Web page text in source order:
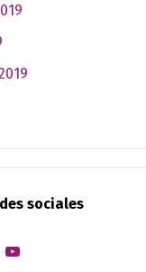
sociales